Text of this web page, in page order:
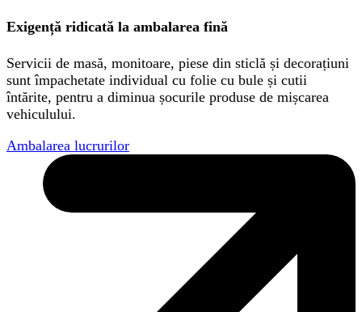
Exigență ridicată la ambalarea fină
Servicii de masă, monitoare, piese din sticlă și decorațiuni
sunt împachetate individual cu folie cu bule și cutii
întărite, pentru a diminua șocurile produse de mișcarea
vehiculului.
Ambalarea lucrurilor